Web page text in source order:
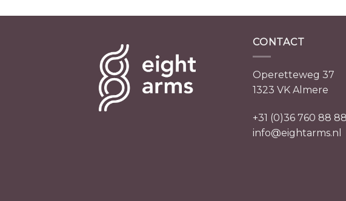
CONTACT
Operetteweg 37
1323 VK Almere
+31 (0)36 760 88 88
info@eightarms.nl